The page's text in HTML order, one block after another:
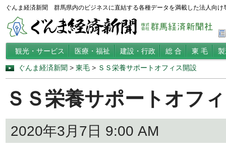
ぐんま経済新聞 群馬県内のビジネスに直結する各種データを満載した法人向け
観光・サービス 医療・福祉 建設・行政 総 合 東 毛
ぐんま経済新聞 > 東毛 > ＳＳ栄養サポートオフィス開設
ＳＳ栄養サポートオフ
2020年3月7日 9:00 AM